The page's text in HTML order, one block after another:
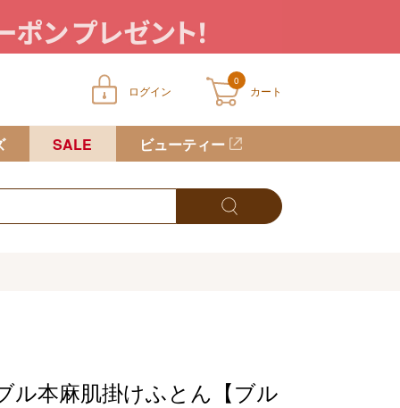
ログイン
0
カート
に商品が入っていません
SALE ビューティー
ル本麻肌掛けふとん【ブル